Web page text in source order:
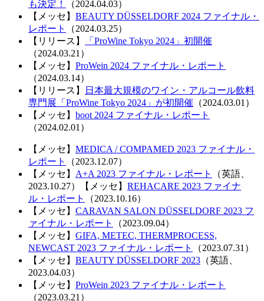
も決定！
（2024.04.03）
【メッセ】 BEAUTY DÜSSELDORF 2024 ファイナル・
レポート
（2024.03.25）
【リリース】
「ProWine Tokyo 2024」初開催
（2024.03.21）
【メッセ】 ProWein 2024 ファイナル・レポート
（2024.03.14）
【リリース】
⽇本最⼤規模のワイン・アルコール飲料
専⾨展「ProWine Tokyo 2024」が初開催 （2024.03.01）
【メッセ】 boot 2024 ファイナル・レポート
（2024.02.01）
【メッセ】 MEDICA / COMPAMED 2023 ファイナル・
レポート
（2023.12.07）
【メッセ】 A+A 2023 ファイナル・レポート
（英語、
2023.10.27）【メッセ】 REHACARE 2023 ファイナ
ル・レポート
（2023.10.16）
【メッセ】 CARAVAN SALON DÜSSELDORF 2023 フ
ァイナル・レポート
（2023.09.04）
【メッセ】 GIFA, METEC, THERMPROCESS,
NEWCAST 2023 ファイナル・レポート
（2023.07.31）
【メッセ】 BEAUTY DÜSSELDORF 2023 （英語、
2023.04.03）
【メッセ】 ProWein 2023 ファイナル・レポート
（2023.03.21）